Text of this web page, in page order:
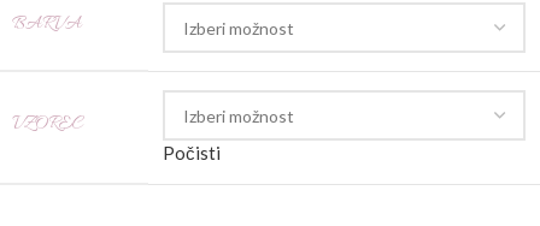
BARVA
VZOREC
Počisti